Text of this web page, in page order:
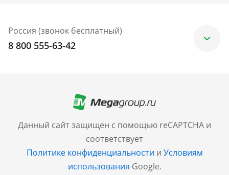
Данный сайт защищен с помощью reCAPTCHA и
соответствует
Политике конфиденциальности и Условиям
использования Google.
Россия (звонок бесплатный)
8 800 555-63-42
+7 (499) 705-30-10
Санкт-Петербург
+7 (812) 600-77-33
Барнаул